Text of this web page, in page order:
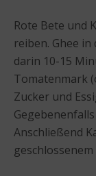
Rote Bete und
reiben. Ghee
darin 10-15
Tomatenmark
Zucker und
Anschließend